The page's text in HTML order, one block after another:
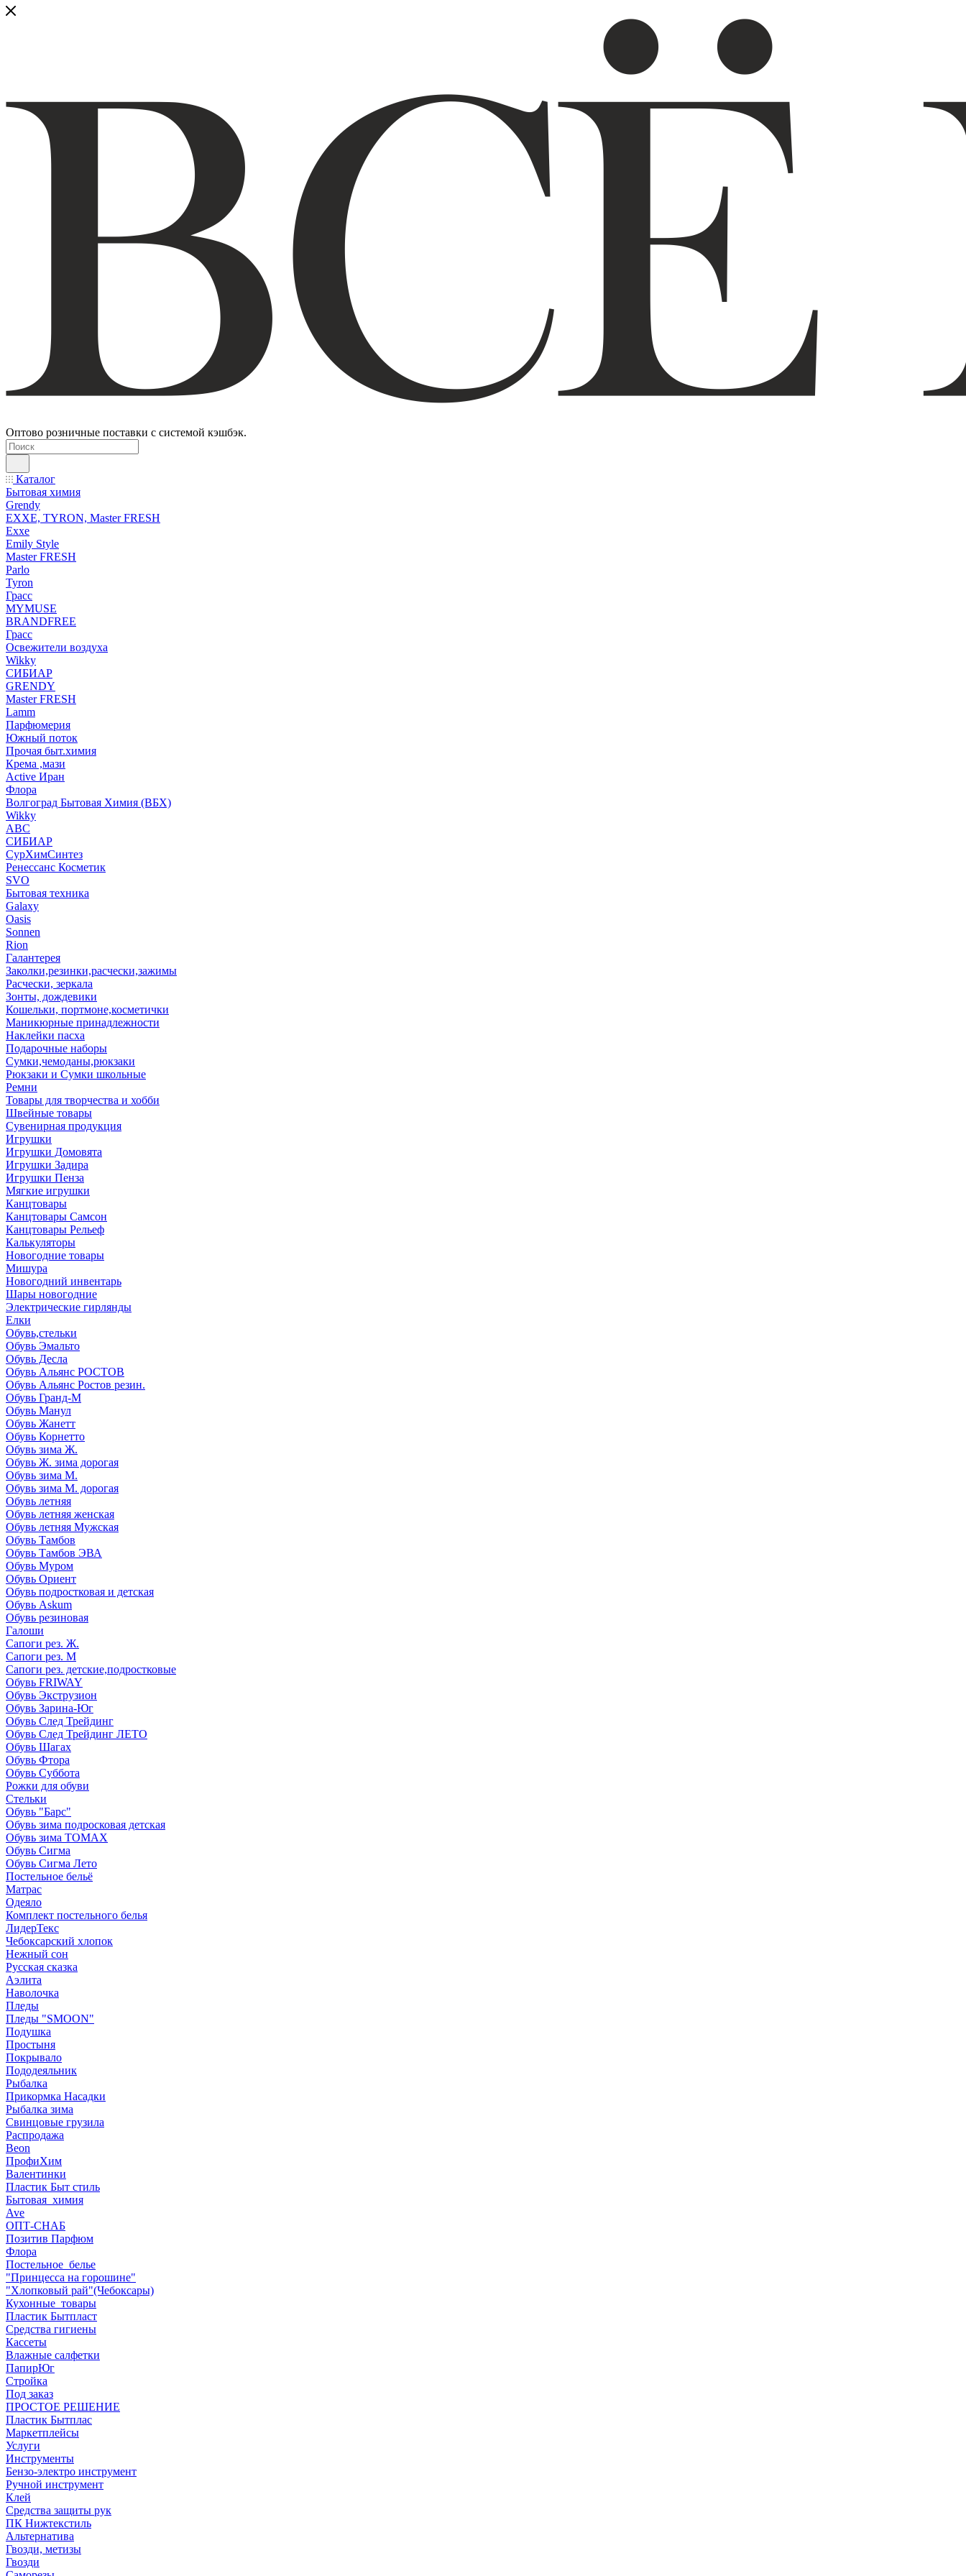
Оптово розничные поставки с системой кэшбэк.
Каталог
Бытовая химия
Grendy
EXXE, TYRON, Master FRESH
Exxe
Emily Style
Master FRESH
Parlo
Tyron
Грасс
MYMUSE
BRANDFREE
Грасс
Освежители воздуха
Wikky
СИБИАР
GRENDY
Master FRESH
Lamm
Парфюмерия
Южный поток
Прочая быт.химия
Крема ,мази
Аctive Иран
Флора
Волгоград Бытовая Химия (ВБХ)
Wikky
АВС
СИБИАР
СурХимСинтез
Ренессанс Косметик
SVO
Бытовая техника
Galaxy
Oasis
Sonnen
Rion
Галантерея
Заколки,резинки,расчески,зажимы
Расчески, зеркала
Зонты, дождевики
Кошельки, портмоне,косметички
Маникюрные принадлежности
Наклейки пасха
Подарочные наборы
Сумки,чемоданы,рюкзаки
Рюкзаки и Сумки школьные
Ремни
Товары для творчества и хобби
Швейные товары
Сувенирная продукция
Игрушки
Игрушки Домовята
Игрушки Задира
Игрушки Пенза
Мягкие игрушки
Канцтовары
Канцтовары Самсон
Канцтовары Рельеф
Калькуляторы
Новогодние товары
Мишура
Новогодний инвентарь
Шары новогодние
Электрические гирлянды
Елки
Обувь,стельки
Обувь Эмальто
Обувь Десла
Обувь Альянс РОСТОВ
Обувь Альянс Ростов резин.
Обувь Гранд-М
Обувь Манул
Обувь Жанетт
Обувь Корнетто
Обувь зима Ж.
Обувь Ж. зима дорогая
Обувь зима М.
Обувь зима М. дорогая
Обувь летняя
Обувь летняя женская
Обувь летняя Мужская
Обувь Тамбов
Обувь Тамбов ЭВА
Обувь Муром
Обувь Ориент
Обувь подростковая и детская
Обувь Askum
Обувь резиновая
Галоши
Сапоги рез. Ж.
Сапоги рез. М
Сапоги рез. детские,подростковые
Обувь FRIWAY
Обувь Экструзион
Обувь Зарина-Юг
Обувь След Трейдинг
Обувь След Трейдинг ЛЕТО
Обувь Шагах
Обувь Фтора
Обувь Суббота
Рожки для обуви
Стельки
Обувь "Барс"
Обувь зима подросковая детская
Обувь зима ТОМАХ
Обувь Сигма
Обувь Сигма Лето
Постельное бельё
Матрас
Одеяло
Комплект постельного белья
ЛидерТекс
Чебоксарский хлопок
Нежный сон
Русская сказка
Аэлита
Наволочка
Пледы
Пледы "SMOON"
Подушка
Простыня
Покрывало
Пододеяльник
Рыбалка
Прикормка Насадки
Рыбалка зима
Свинцовые грузила
Распродажа
Beon
ПрофиХим
Валентинки
Пластик Быт стиль
Бытовая_химия
Ave
ОПТ-СНАБ
Позитив Парфюм
Флора
Постельное_белье
"Принцесса на горошине"
"Хлопковый рай"(Чебоксары)
Кухонные_товары
Пластик Бытпласт
Средства гигиены
Кассеты
Влажные салфетки
ПапирЮг
Стройка
Под заказ
ПРОСТОЕ РЕШЕНИЕ
Пластик Бытплас
Маркетплейсы
Услуги
Инструменты
Бензо-электро инструмент
Ручной инструмент
Клей
Средства защиты рук
ПК Нижтекстиль
Альтернатива
Гвозди, метизы
Гвозди